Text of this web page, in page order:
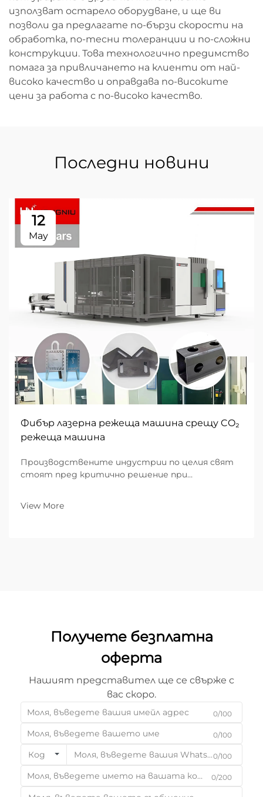
използват остарело оборудване, и ще ви
позволи да предлагате по-бързи скорости на
обработка, по-тесни толеранции и по-сложни
конструкции. Това технологично предимство
помага за привличането на клиенти от най-
високо качество и оправдава по-високите
цени за работа с по-високо качество.
Последни новини
12
May
Фибър лазерна режеща машина срещу CO₂
режеща машина
Производствените индустрии по целия свят
стоят пред критично решение при
машини и традиционните CO₂ лазерни
View More
Получете безплатна
оферта
Нашият представител ще се свърже с
вас скоро.
0/100
0/100
Код 0/100
0/200